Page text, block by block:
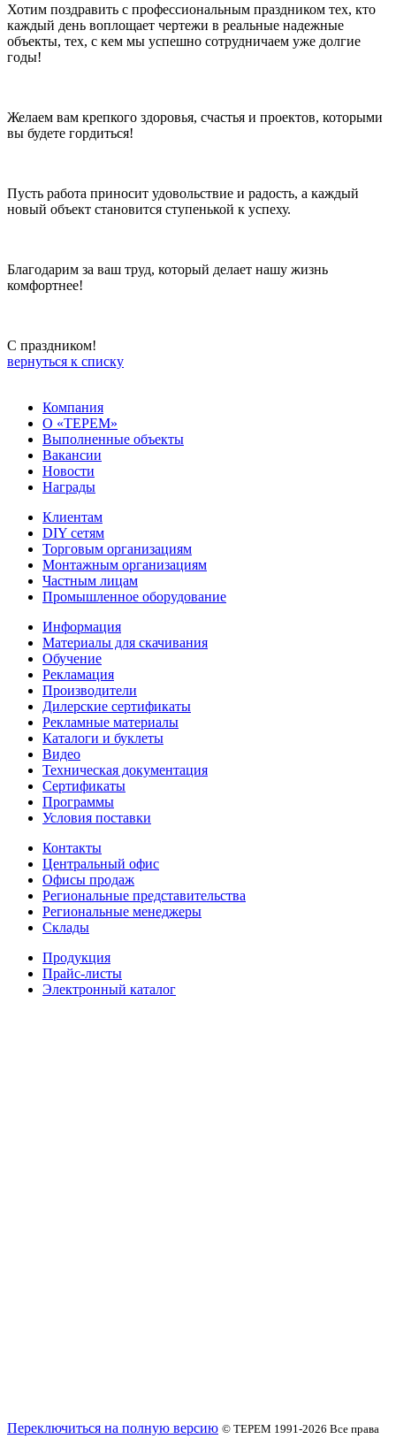
Хотим поздравить с профессиональным праздником тех, кто
каждый день воплощает чертежи в реальные надежные
объекты, тех, с кем мы успешно сотрудничаем уже долгие
годы!
Желаем вам крепкого здоровья, счастья и проектов, которыми
вы будете гордиться!
Пусть работа приносит удовольствие и радость, а каждый
новый объект становится ступенькой к успеху.
Благодарим за ваш труд, который делает нашу жизнь
комфортнее!
С праздником!
вернуться к списку
Компания
О «ТЕРЕМ»
Выполненные объекты
Вакансии
Новости
Награды
Клиентам
DIY сетям
Торговым организациям
Монтажным организациям
Частным лицам
Промышленное оборудование
Информация
Материалы для скачивания
Обучение
Рекламация
Производители
Дилерские сертификаты
Рекламные материалы
Каталоги и буклеты
Видео
Техническая документация
Сертификаты
Программы
Условия поставки
Контакты
Центральный офис
Офисы продаж
Региональные представительства
Региональные менеджеры
Склады
Продукция
Прайс-листы
Электронный каталог
Переключиться на полную версию © ТЕРЕМ 1991-2026 Все права